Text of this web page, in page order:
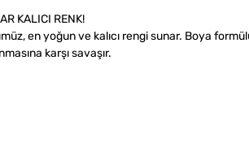
KALICI RENK!
en yoğun ve kalıcı rengi sunar. Boya
karşı savaşır.